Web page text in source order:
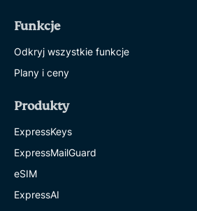
Funkcje
Odkryj wszystkie funkcje
Plany i ceny
Produkty
ExpressKeys
ExpressMailGuard
eSIM
ExpressAI